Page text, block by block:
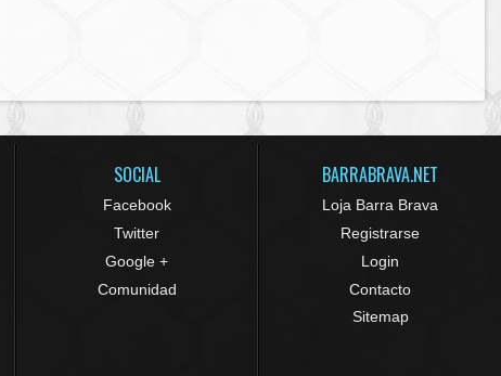
SOCIAL
Facebook
Twitter
Google +
Comunidad
BARRABRAVA.NET
Loja Barra Brava
Registrarse
Login
Contacto
Sitemap